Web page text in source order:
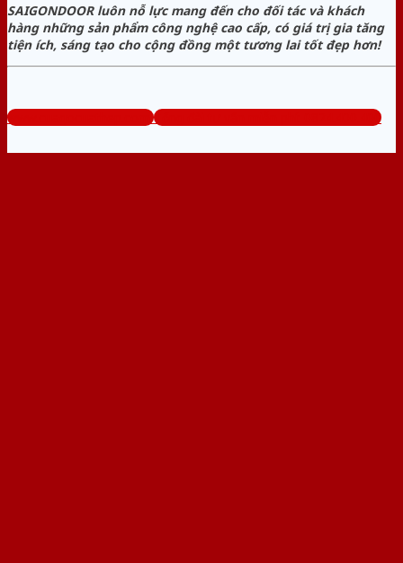
SAIGONDOOR luôn nỗ lực mang đến cho đối tác và khách
hàng những sản phẩm công nghệ cao cấp, có giá trị gia tăng
tiện ích, sáng tạo cho cộng đồng một tương lai tốt đẹp hơn!
www.cuagocuathep.com Tổng đài tư vấn miễn phí: 0824.400.400